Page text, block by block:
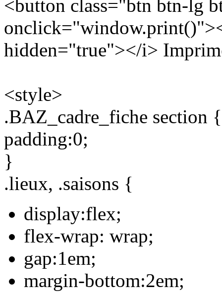
<button class="btn btn-lg
hidden="true"></i>
<style>
.BAZ_cadre_fiche section {
padding:0;
}
.lieux, .saisons {
display:flex;
flex-wrap: wrap;
gap:1em;
margin-bottom:2em;